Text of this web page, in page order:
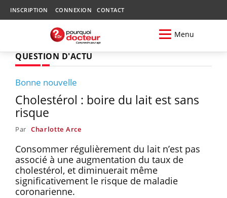
INSCRIPTION CONNEXION CONTACT
Menu
QUESTION D'ACTU
Bonne nouvelle
Cholestérol : boire du lait est sans
risque
Par Charlotte Arce
Consommer régulièrement du lait n’est pas
associé à une augmentation du taux de
cholestérol, et diminuerait même
significativement le risque de maladie
coronarienne.